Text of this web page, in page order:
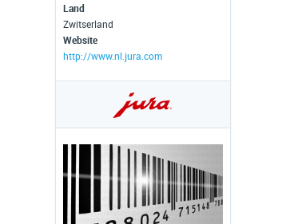
Land
Zwitserland
Website
http://www.nl.jura.com